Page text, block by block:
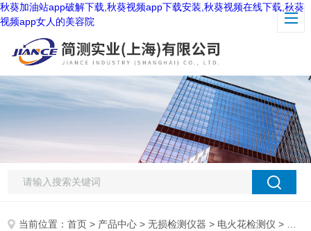
秋葵加油站app破解下载,秋葵视频app下载安装,秋葵视频在线下载,秋葵
视频app女人的美容院
当前位置：首页 > 产品中心 >无损检测仪器 > 电火花检测仪 > 易高ElcometerF108-1D液压附着力测试仪